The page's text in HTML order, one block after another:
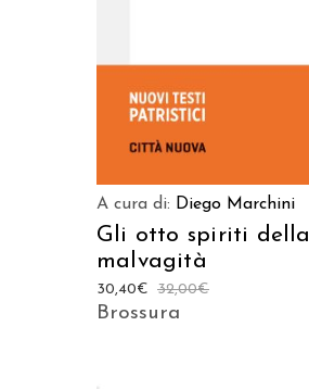
A cura di: Diego Marchini
Gli otto spiriti della
malvagità
32,00€
30,40€
Brossura